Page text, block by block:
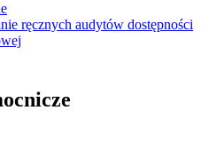
ręcznych audytów dostępności